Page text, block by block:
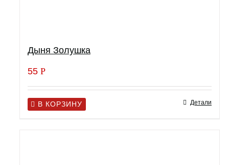
Дыня Золушка
55 Р
В КОРЗИНУ Детали